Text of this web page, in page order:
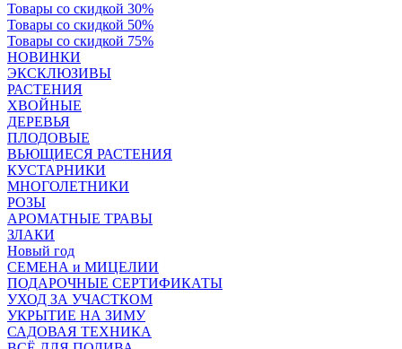
Товары со скидкой 30%
Товары со скидкой 50%
Товары со скидкой 75%
НОВИНКИ
ЭКСКЛЮЗИВЫ
РАСТЕНИЯ
ХВОЙНЫЕ
ДЕРЕВЬЯ
ПЛОДОВЫЕ
ВЬЮЩИЕСЯ РАСТЕНИЯ
КУСТАРНИКИ
МНОГОЛЕТНИКИ
РОЗЫ
АРОМАТНЫЕ ТРАВЫ
ЗЛАКИ
Новый год
СЕМЕНА и МИЦЕЛИИ
ПОДАРОЧНЫЕ СЕРТИФИКАТЫ
УХОД ЗА УЧАСТКОМ
УКРЫТИЕ НА ЗИМУ
САДОВАЯ ТЕХНИКА